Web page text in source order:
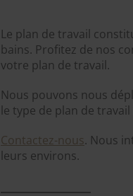
Le plan de travail
bains. Profitez de nos
votre plan de travail.
Nous pouvons nous
le type de plan de
Contactez-nous. Nous
leurs environs.